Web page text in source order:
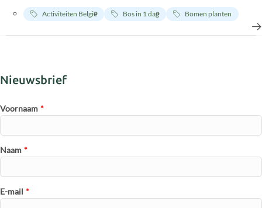
Activiteiten België Bos in 1 dag Bomen planten
Nieuwsbrief
Voornaam *
Naam *
E-mail *